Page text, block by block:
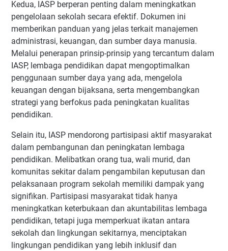
Kedua, IASP berperan penting dalam meningkatkan
pengelolaan sekolah secara efektif. Dokumen ini
memberikan panduan yang jelas terkait manajemen
administrasi, keuangan, dan sumber daya manusia.
Melalui penerapan prinsip-prinsip yang tercantum dalam
IASP, lembaga pendidikan dapat mengoptimalkan
penggunaan sumber daya yang ada, mengelola
keuangan dengan bijaksana, serta mengembangkan
strategi yang berfokus pada peningkatan kualitas
pendidikan.
Selain itu, IASP mendorong partisipasi aktif masyarakat
dalam pembangunan dan peningkatan lembaga
pendidikan. Melibatkan orang tua, wali murid, dan
komunitas sekitar dalam pengambilan keputusan dan
pelaksanaan program sekolah memiliki dampak yang
signifikan. Partisipasi masyarakat tidak hanya
meningkatkan keterbukaan dan akuntabilitas lembaga
pendidikan, tetapi juga memperkuat ikatan antara
sekolah dan lingkungan sekitarnya, menciptakan
lingkungan pendidikan yang lebih inklusif dan